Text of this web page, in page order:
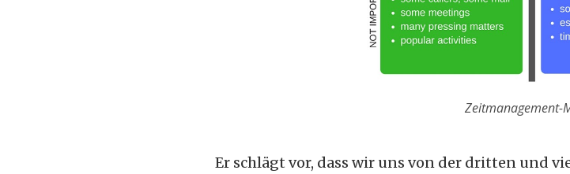
Zeitmanagement-
Er schlägt vor, dass wir uns von der dritten und